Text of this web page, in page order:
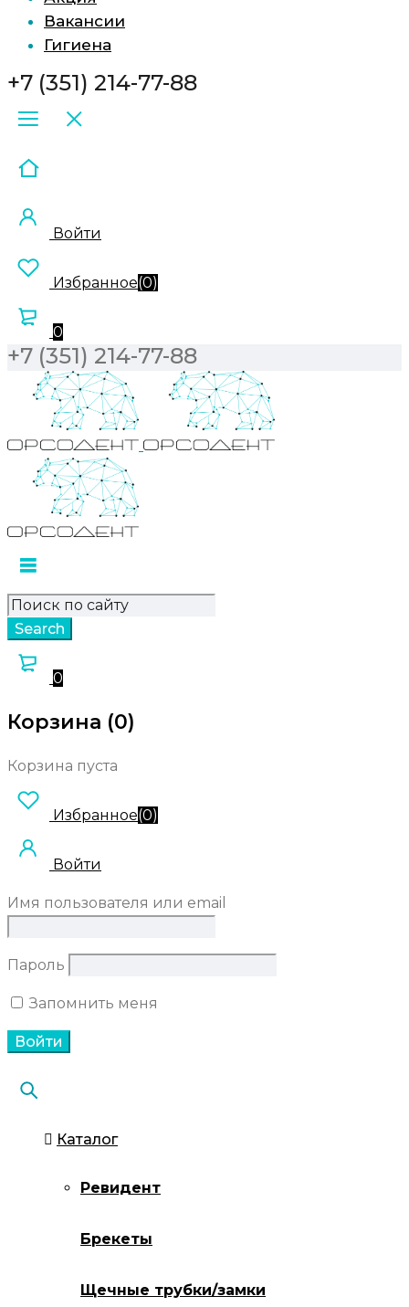
Вакансии
Гигиена
+7 (351) 214-77-88
Войти
Избранное(0)
0
+7 (351) 214-77-88
0
Корзина (0)
Корзина пуста
Избранное(0)
Войти
Имя пользователя или email
Пароль
Запомнить меня
Каталог
Ревидент
Брекеты
Щечные трубки/замки